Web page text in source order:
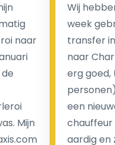
Een van de meest
luchthaventaxi's is een
tegenstelling tot
brengen wij u geen
We hebben geen
wachttijd als uw vlucht
naar
Mijn
Wij
week
transfer
naar
erg goed,
een
aardig en